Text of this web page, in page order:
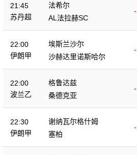
21:45
苏丹超
法希尔
-
AL法拉赫SC
22:00
伊朗甲
埃斯兰沙尔
-
沙赫达里诺斯哈尔
22:00
波兰乙
格鲁达兹
-
桑德克亚
22:30
伊朗甲
谢纳瓦尔格什姆
-
塞柏